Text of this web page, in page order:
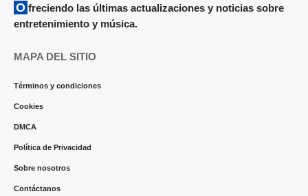
Ofreciendo las últimas actualizaciones y noticias sobre
entretenimiento y música.
MAPA DEL SITIO
Términos y condiciones
Cookies
DMCA
Política de Privacidad
Sobre nosotros
Contáctanos